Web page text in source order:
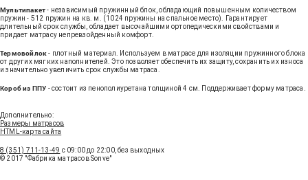
Мультипакет- независимый пружинный блок, обладающий повышенным количеством
пружин - 512 пружин на кв. м. (1024 пружины на спальное место). Гарантирует
длительный срок службы, обладает высочайшими ортопедическими свойствами и
придает матрасу непревзойденный комфорт.
Термовойлок- плотный материал. Используем в матрасе для изоляции пружинного блока
от других мягких наполнителей. Это позволяет обеспечить их защиту, сохранить их износа
и значительно увеличить срок службы матраса.
Короб из ППУ - состоит из пенополиуретана толщиной 4 см. Поддерживает форму матраса.
Дополнительно:
Размеры матрасов
HTML-карта сайта
8 (351) 711-13-49 с 09:00 до 22:00, без выходных
© 2017 "Фабрика матрасов Sonve"